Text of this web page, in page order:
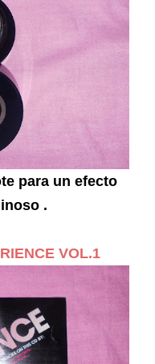
para un efecto
.
VOL.1